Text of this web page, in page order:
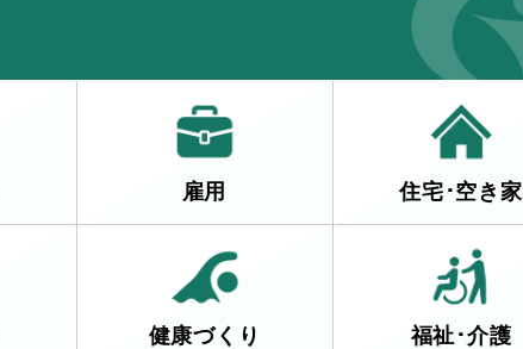
雇用 住宅･空き家
健康づくり 福祉･介護